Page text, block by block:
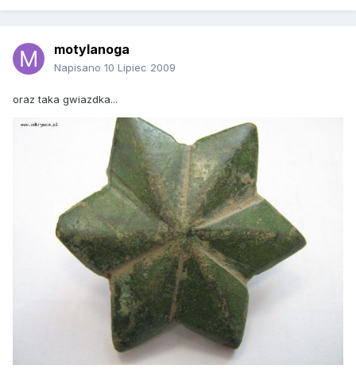
motylanoga
Napisano 10 Lipiec 2009
oraz taka gwiazdka...